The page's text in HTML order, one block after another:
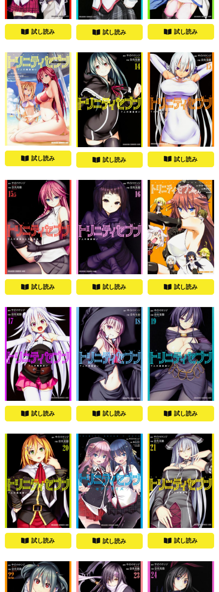
試し読み 試し読み 試し読み
試し読み 試し読み 試し読み
試し読み 試し読み 試し読み
試し読み 試し読み 試し読み
試し読み 試し読み 試し読み